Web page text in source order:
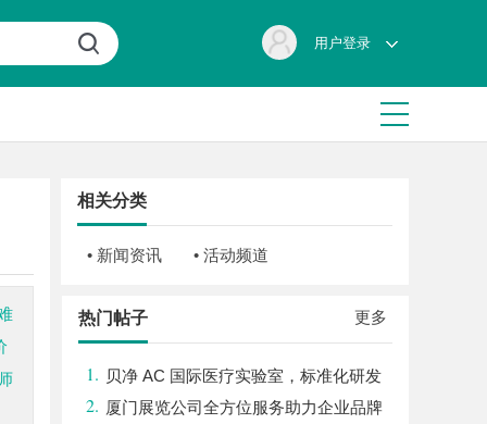
用户登录
相关分类
• 新闻资讯 • 活动频道
更多
热门帖子
1. 贝净 AC 国际医疗实验室，标准化研发
体系全解析
2. 厦门展览公司全方位服务助力企业品牌